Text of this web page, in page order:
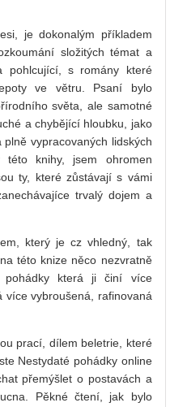
je dokonalým příkladem
složitých témat a
pohlcující, s romány které
ve větru. Psaní bylo
světa, ale samotné
a chybějící hloubku, jako
vypracovaných lidských
knihy, jsem ohromen
ty, které zůstávají s vámi
trvalý dojem a
který je cz vhledný, tak
této knize něco nezvratně
pohádky která ji činí více
více vybroušená, rafinovaná
prací, dílem beletrie, které
Nestydaté pohádky online
přemýšlet o postavách a
Pěkné čtení, jak bylo